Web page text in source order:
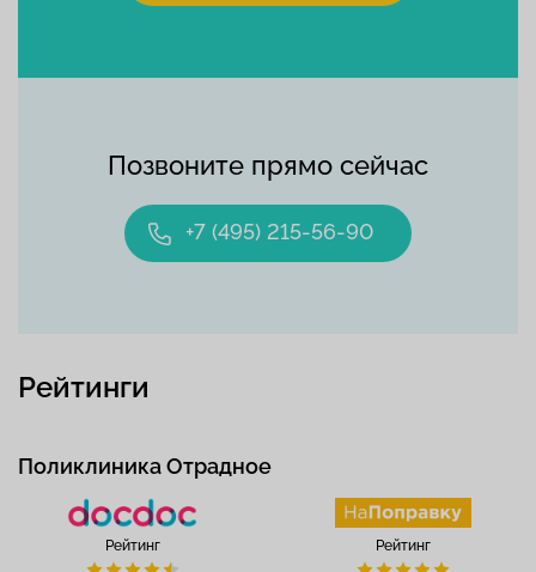
Позвоните прямо сейчас
+7 (495) 215-56-90
Рейтинги
Поликлиника Отрадное
Рейтинг Рейтинг